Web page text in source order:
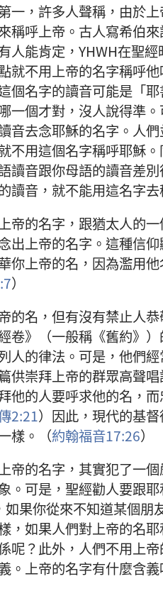
一 ， 許多人聲稱 ， 由於
稱呼上帝 。 古人寫希伯
人能肯定 ，YHWH在聖經
就不用上帝的名字稱呼他
個名字的讀音可能是 「耶
一個才對 ， 沒人說得準 。
音去念耶穌的名字 。 人們
不用這個名字稱呼耶穌 。
讀音跟你母語的讀音差別
讀音 ， 就不能用這名字去
帝的名字 ， 跟猶太人的一
出上帝的名字 。 這種信仰
你上帝的名 ， 因為濫用他
）
的名 ， 但有沒有禁止人
卷》（一般稱 《舊約》）
人的律法 。 可是 ， 他們經
供崇拜上帝的群眾高聲
他的人要呼求他的名 ， 而
2:21） 因此 ， 現代的基
樣 。（約翰福音17:26）
帝的名字 ， 其實犯了一個
。 可是 ， 聖經勸人要跟
如果你從來不知道某個朋
， 如果人們對上帝的名
呢？此外 ， 人們不用上帝
。 上帝的名字有什麼含義